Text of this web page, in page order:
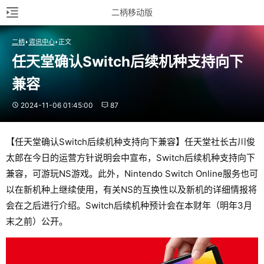
二柄移动版
二柄 资讯中心 正文
任天堂确认Switch后续机种支持向下
兼容
2024-11-06 01:45:00 87
【任天堂确认Switch后续机种支持向下兼容】任天堂社长古川俊
太郎在今日的运营方针说明会中宣布，Switch后续机种支持向下
兼容，可游玩NS游戏。此外，Nintendo Switch Online服务也可
以在新机种上继续使用，有关NS的互换性以及新机的详细情报将
会在之后进行介绍。Switch后续机种预计会在本财年（明年3月
末之前）公开。